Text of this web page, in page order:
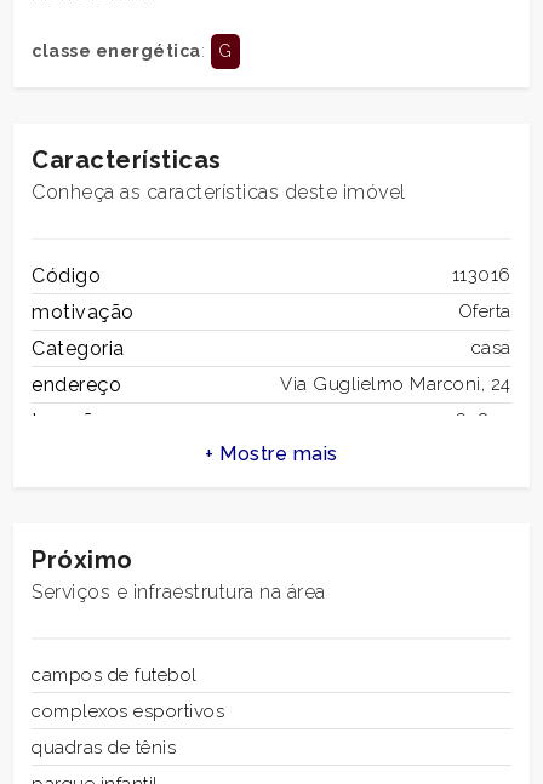
classe energética: G
Características
Conheça as características deste imóvel
Código 113016
motivação Oferta
Categoria casa
endereço Via Guglielmo Marconi, 24
tampão 63857
quadrados
quartos
estado de
conservação
discreto
andar
Próximo
Serviços e infraestrutura na área
campos de futebol
complexos esportivos
quadras de tênis
5+
Qualquer
2
3
Mais
opções
-